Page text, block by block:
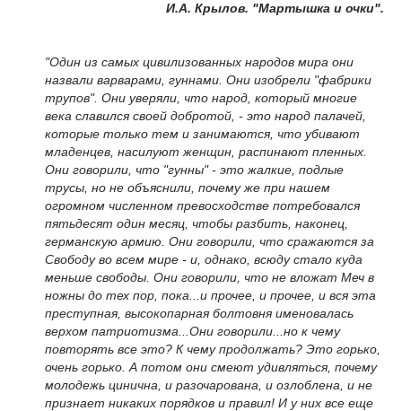
И.А. Крылов. "Мартышка и очки".
"Один из самых цивилизованных народов мира они
назвали варварами, гуннами. Они изобрели "фабрики
трупов". Они уверяли, что народ, который многие
века славился своей добротой, - это народ палачей,
которые только тем и занимаются, что убивают
младенцев, насилуют женщин, распинают пленных.
Они говорили, что "гунны" - это жалкие, подлые
трусы, но не объяснили, почему же при нашем
огромном численном превосходстве потребовался
пятьдесят один месяц, чтобы разбить, наконец,
германскую армию. Они говорили, что сражаются за
Свободу во всем мире - и, однако, всюду стало куда
меньше свободы. Они говорили, что не вложат Меч в
ножны до тех пор, пока...и прочее, и прочее, и вся эта
преступная, высокопарная болтовня именовалась
верхом патриотизма...Они говорили...но к чему
повторять все это? К чему продолжать? Это горько,
очень горько. А потом они смеют удивляться, почему
молодежь цинична, и разочарована, и озлоблена, и не
признает никаких порядков и правил! И у них все еще